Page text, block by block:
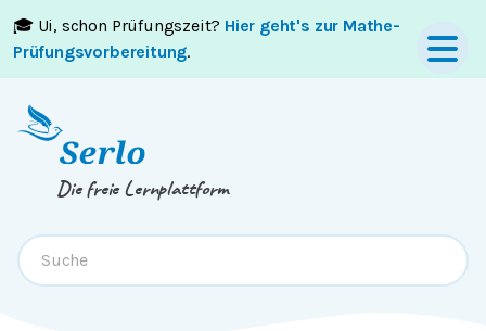
🎓 Ui, schon Prüfungszeit? Hier geht's zur Mathe-
Prüfungsvorbereitung.
Springe zumInhaltoderFooter
Die freie Lernplattform